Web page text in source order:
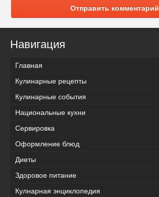
Отправить комментарий
Навигация
Главная
Кулинарные рецепты
Кулинарные события
Национальные кухни
Сервировка
Оформление блюд
Диеты
Здоровое питание
Кулнарная энциклопедия